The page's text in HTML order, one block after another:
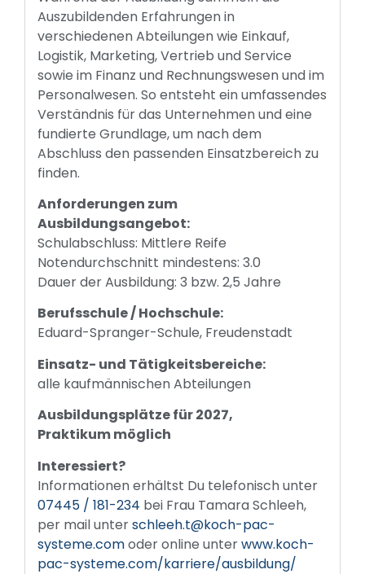
Auszubildenden Erfahrungen in
verschiedenen Abteilungen wie Einkauf,
Logistik, Marketing, Vertrieb und Service
sowie im Finanz und Rechnungswesen und im
Personalwesen. So entsteht ein umfassendes
Verständnis für das Unternehmen und eine
fundierte Grundlage, um nach dem
Abschluss den passenden Einsatzbereich zu
finden.
Anforderungen zum
Ausbildungsangebot:
Schulabschluss: Mittlere Reife
Notendurchschnitt mindestens: 3.0
Dauer der Ausbildung: 3 bzw. 2,5 Jahre
Berufsschule / Hochschule:
Eduard-Spranger-Schule, Freudenstadt
Einsatz- und Tätigkeitsbereiche:
alle kaufmännischen Abteilungen
Ausbildungsplätze für 2027,
Praktikum möglich
Interessiert?
Informationen erhältst Du telefonisch unter
07445 / 181-234 bei Frau Tamara Schleeh,
per mail unterschleeh.t@koch-pac-
systeme.comoder online unterwww.koch-
pac-systeme.com/karriere/ausbildung/